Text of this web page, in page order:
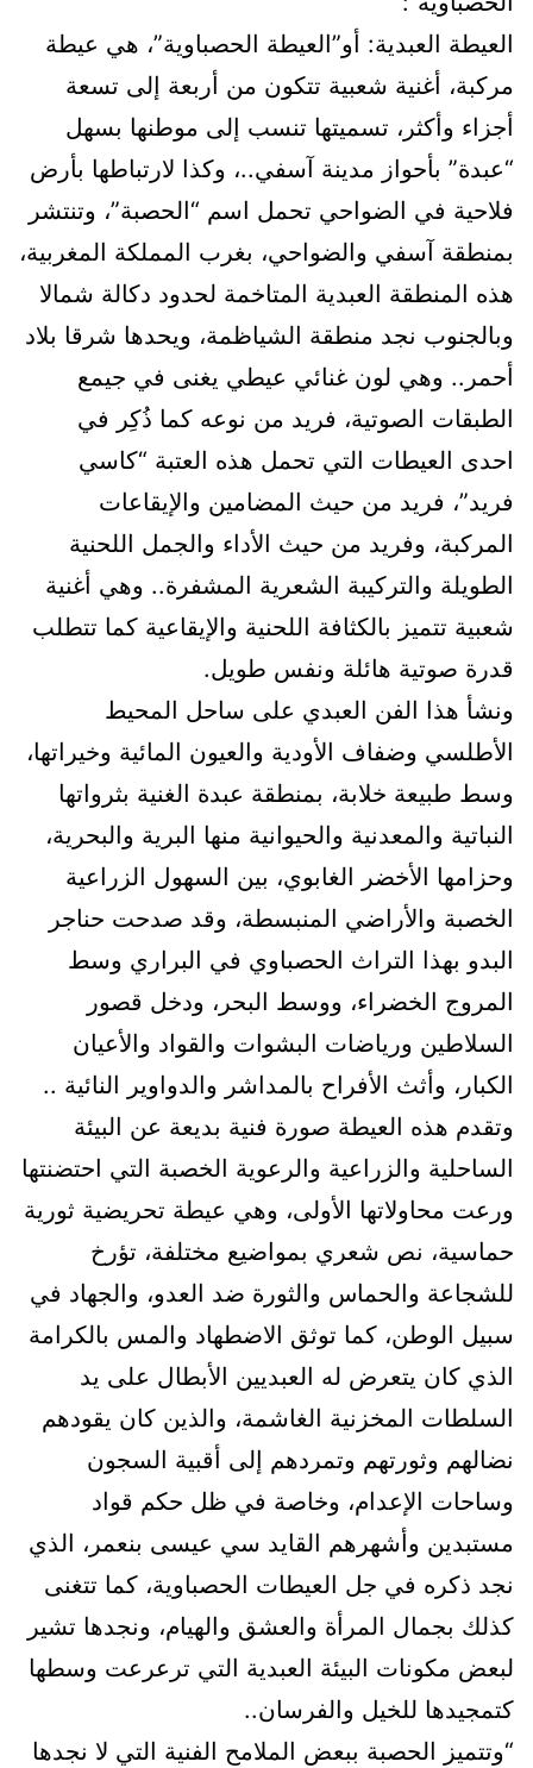
العيطة العبدية: أو”العيطة الحصباوية”، هي عيطة
مركبة، أغنية شعبية تتكون من أربعة إلى تسعة
أجزاء وأكثر، تسميتها تنسب إلى موطنها بسهل
“عبدة” بأحواز مدينة آسفي..، وكذا لارتباطها بأرض
فلاحية في الضواحي تحمل اسم “الحصبة”، وتنتشر
بمنطقة آسفي والضواحي، بغرب المملكة المغربية،
هذه المنطقة العبدية المتاخمة لحدود دكالة شمالا
وبالجنوب نجد منطقة الشياظمة، ويحدها شرقا بلاد
أحمر.. وهي لون غنائي عيطي يغنى في جيمع
الطبقات الصوتية، فريد من نوعه كما ذُكِر في
احدى العيطات التي تحمل هذه العتبة “كاسي
فريد”، فريد من حيث المضامين والإيقاعات
المركبة، وفريد من حيث الأداء والجمل اللحنية
الطويلة والتركيبة الشعرية المشفرة.. وهي أغنية
شعبية تتميز بالكثافة اللحنية والإيقاعية كما تتطلب
قدرة صوتية هائلة ونفس طويل.
ونشأ هذا الفن العبدي على ساحل المحيط
الأطلسي وضفاف الأودية والعيون المائية وخيراتها،
وسط طبيعة خلابة، بمنطقة عبدة الغنية بثرواتها
النباتية والمعدنية والحيوانية منها البرية والبحرية،
وحزامها الأخضر الغابوي، بين السهول الزراعية
الخصبة والأراضي المنبسطة، وقد صدحت حناجر
البدو بهذا التراث الحصباوي في البراري وسط
المروج الخضراء، ووسط البحر، ودخل قصور
السلاطين ورياضات البشوات والقواد والأعيان
الكبار، وأثث الأفراح بالمداشر والدواوير النائية ..
وتقدم هذه العيطة صورة فنية بديعة عن البيئة
الساحلية والزراعية والرعوية الخصبة التي احتضنتها
ورعت محاولاتها الأولى، وهي عيطة تحريضية ثورية
حماسية، نص شعري بمواضيع مختلفة، تؤرخ
للشجاعة والحماس والثورة ضد العدو، والجهاد في
سبيل الوطن، كما توثق الاضطهاد والمس بالكرامة
الذي كان يتعرض له العبديين الأبطال على يد
السلطات المخزنية الغاشمة، والذين كان يقودهم
نضالهم وثورتهم وتمردهم إلى أقبية السجون
وساحات الإعدام، وخاصة في ظل حكم قواد
مستبدين وأشهرهم القايد سي عيسى بنعمر، الذي
نجد ذكره في جل العيطات الحصباوية، كما تتغنى
كذلك بجمال المرأة والعشق والهيام، ونجدها تشير
لبعض مكونات البيئة العبدية التي ترعرعت وسطها
كتمجيدها للخيل والفرسان..
“وتتميز الحصبة ببعض الملامح الفنية التي لا نجدها